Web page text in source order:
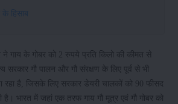
हिसाब
ने गाय के गोबर को 2 रुपये प्रति किलो की कीमत से
सरकार गौ पालन और गौ संरक्षण के लिए पूर्व से भी
रहा है, जिसके लिए सरकार डेयरी चालकों को 90 फीसद
भारत में जहां एक तरफ गाय गौ मूत्र एवं गौ गोबर को